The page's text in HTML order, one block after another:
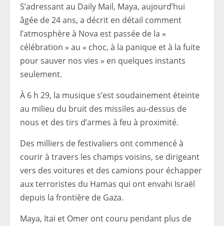
S’adressant au Daily Mail, Maya, aujourd’hui
âgée de 24 ans, a décrit en détail comment
l’atmosphère à Nova est passée de la «
célébration » au « choc, à la panique et à la fuite
pour sauver nos vies » en quelques instants
seulement.
À 6 h 29, la musique s’est soudainement éteinte
au milieu du bruit des missiles au-dessus de
nous et des tirs d’armes à feu à proximité.
Des milliers de festivaliers ont commencé à
courir à travers les champs voisins, se dirigeant
vers des voitures et des camions pour échapper
aux terroristes du Hamas qui ont envahi Israël
depuis la frontière de Gaza.
Maya, Itai et Omer ont couru pendant plus de